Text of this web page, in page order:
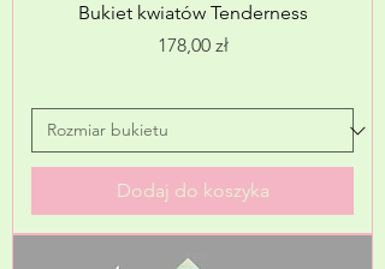
Bukiet kwiatów Tenderness
Cena
178,00 zł
Dodaj do koszyka